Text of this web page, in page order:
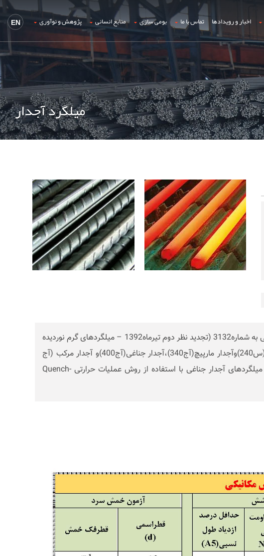
EN اخبار و رویدادها تماس با ما بومی سازی منابع انسانی پژوهش و نوآوری
میلگرد آجدار
میلگردهای تولیدی مجتمع فولاد خراسان بر اساس استاندارد ملی به شماره3132 (تجدید نظر دوم تیرماه1392 – میلگردهای گرم نوردیده
برای تسلیح بتن – ویژگیها و روشهای آزمون)در سه گروه ساده(س240)وآجدار مارپیچ(آج340)،آجدار جناغی(آج400)و آجدار مرکب (آج
500) طبقه بندی می شوند.مجتمع فولادخراسان قادر به تولید میلگردهای آجدار جناغی با استفاده از روش عملیات حرارتی Quench-